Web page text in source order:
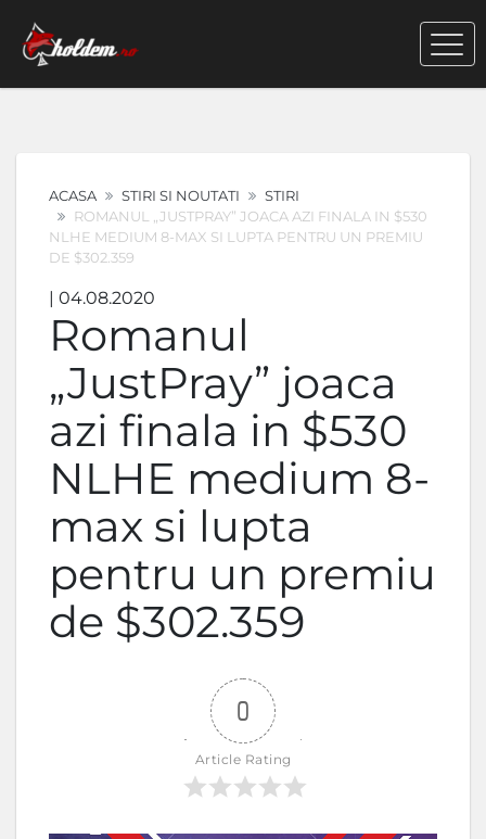
ACASA STIRI SI NOUTATI
STIRI
ROMANUL „JUSTPRAY” JOACA AZI FINALA IN $530
NLHE MEDIUM 8-MAX SI LUPTA PENTRU UN PREMIU
DE $302.359
| 04.08.2020
Romanul
„JustPray” joaca
azi finala in $530
NLHE medium 8-
max si lupta
pentru un premiu
de $302.359
0
Article Rating